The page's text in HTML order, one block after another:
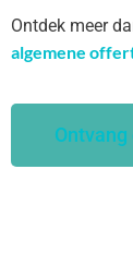
Ontdek meer
algemene